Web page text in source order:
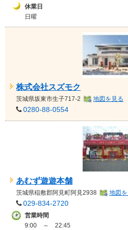
休業日
日曜
株式会社スズモク
茨城県坂東市生子717-2 地図を見る
0280-88-0554
あむず遊遊本舗
茨城県稲敷郡阿見町阿見2938 地図
029-834-2720
営業時間
9:00 ～ 22:45